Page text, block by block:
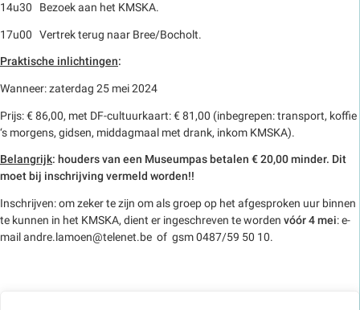
14u30 Bezoek aan het KMSKA.
17u00 Vertrek terug naar Bree/Bocholt.
Praktische inlichtingen:
Wanneer: zaterdag 25 mei 2024
Prijs: € 86,00, met DF-cultuurkaart: € 81,00 (inbegrepen: transport, koffie
‘s morgens, gidsen, middagmaal met drank, inkom KMSKA).
Belangrijk: houders van een Museumpas betalen € 20,00 minder. Dit
moet bij inschrijving vermeld worden!!
Inschrijven: om zeker te zijn om als groep op het afgesproken uur binnen
te kunnen in het KMSKA, dient er ingeschreven te worden vóór 4 mei: e-
mail andre.lamoen@telenet.be of gsm 0487/59 50 10.